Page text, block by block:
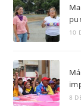
10
8